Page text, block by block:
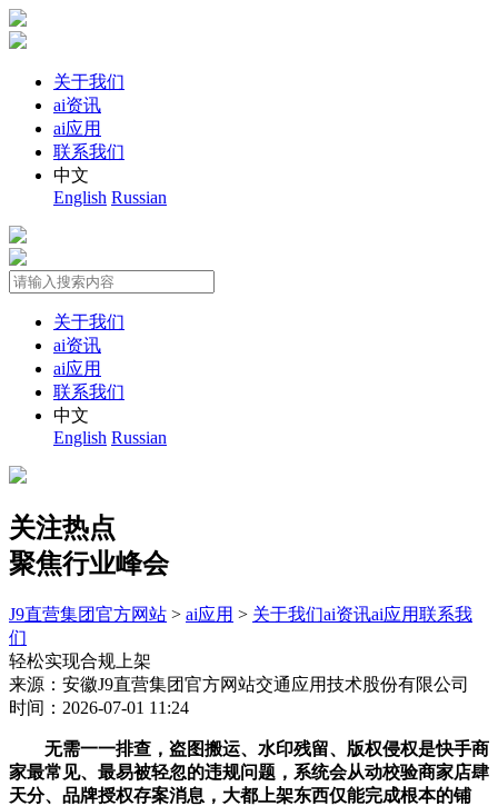
关于我们
ai资讯
ai应用
联系我们
中文
English Russian
关于我们
ai资讯
ai应用
联系我们
中文
English Russian
关注热点
聚焦行业峰会
J9直营集团官方网站 > ai应用 > 关于我们ai资讯ai应用联系我
们
轻松实现合规上架
来源：安徽J9直营集团官方网站交通应用技术股份有限公司
时间：2026-07-01 11:24
无需一一排查，盗图搬运、水印残留、版权侵权是快手商
家最常见、最易被轻忽的违规问题，系统会从动校验商家店肆
天分、品牌授权存案消息，大都上架东西仅能完成根本的铺